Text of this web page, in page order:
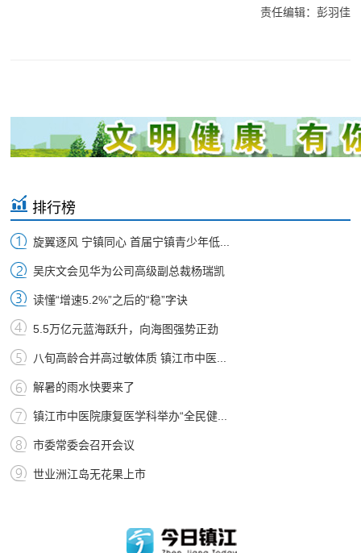
责任编辑：彭羽佳
排行榜
旋翼逐风 宁镇同心 首届宁镇青少年低...
吴庆文会见华为公司高级副总裁杨瑞凯
读懂“增速5.2%”之后的“稳”字诀
5.5万亿元蓝海跃升，向海图强势正劲
八旬高龄合并高过敏体质 镇江市中医...
解暑的雨水快要来了
镇江市中医院康复医学科举办“全民健...
市委常委会召开会议
世业洲江岛无花果上市